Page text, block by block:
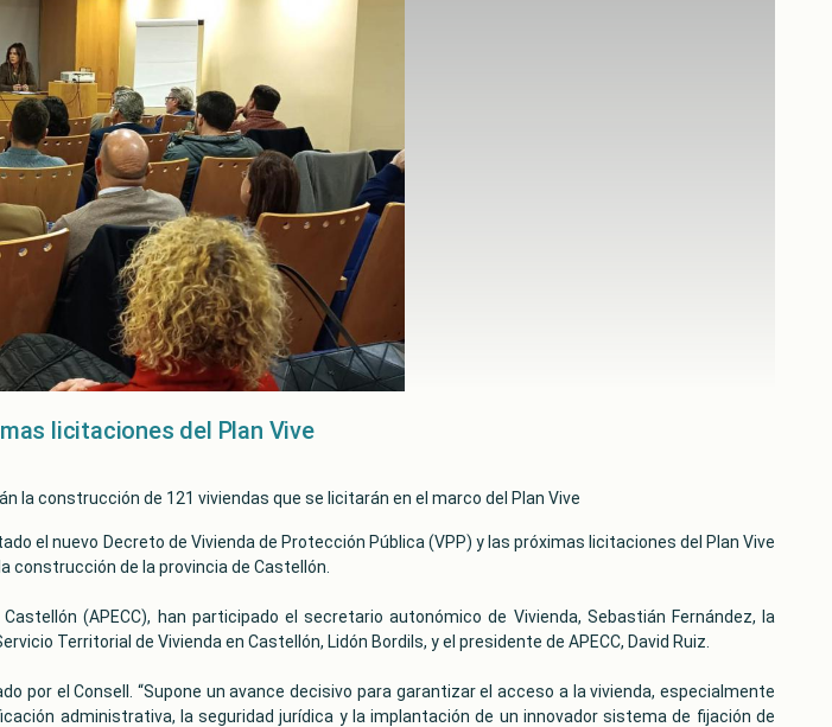
licitaciones del Plan Vive
la construcción de 121 viviendas que se licitarán en el marco del Plan Vive
el nuevo Decreto de Vivienda de Protección Pública (VPP) y las próximas licitaciones del Plan Vive
de la provincia de Castellón.
(APECC), han participado el secretario autonómico de Vivienda, Sebastián Fernández, la
Territorial de Vivienda en Castellón, Lidón Bordils, y el presidente de APECC, David Ruiz.
el Consell. “Supone un avance decisivo para garantizar el acceso a la vivienda, especialmente
administrativa, la seguridad jurídica y la implantación de un innovador sistema de fijación de